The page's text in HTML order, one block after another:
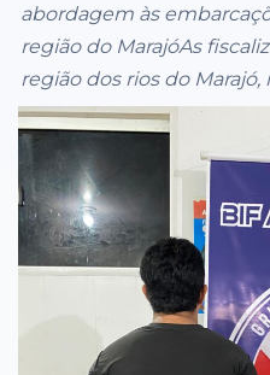
abordagem às
região do MarajóAs
região dos rios do Marajó,